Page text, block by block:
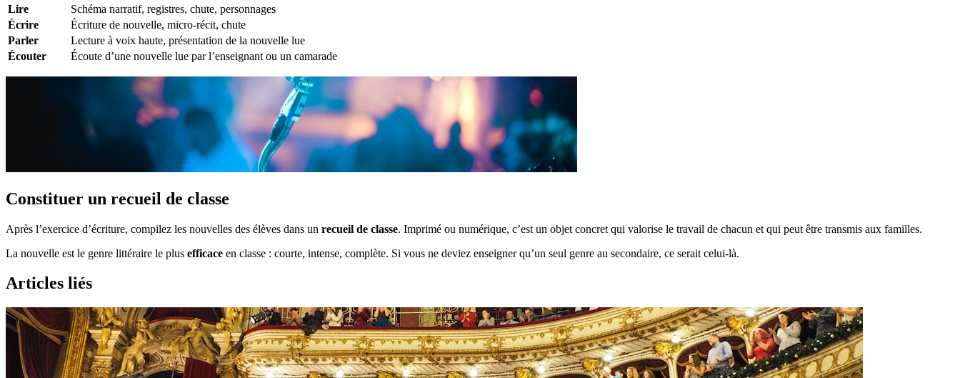
Lire
Schéma narratif, registres, chute, personnages
Écrire
Écriture de nouvelle, micro-récit, chute
Parler
Lecture à voix haute, présentation de la nouvelle lue
Écouter
Écoute d’une nouvelle lue par l’enseignant ou un camarade
Constituer un recueil de classe
Après l’exercice d’écriture, compilez les nouvelles des élèves dans un recueil de classe. Imprimé ou numérique, c’est un objet concret qui valorise le travail de chacun et qui peut être transmis aux familles.
La nouvelle est le genre littéraire le plus efficace en classe : courte, intense, complète. Si vous ne deviez enseigner qu’un seul genre au secondaire, ce serait celui-là.
Articles liés